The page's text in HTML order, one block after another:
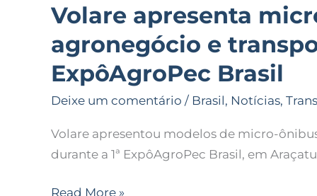
Volare apresenta
agronegócio e
ExpôAgroPec Brasil
Deixe um comentário / Brasil, Notícias,
Volare apresentou modelos de micro-
durante a 1ª ExpôAgroPec Brasil, em
Read More »